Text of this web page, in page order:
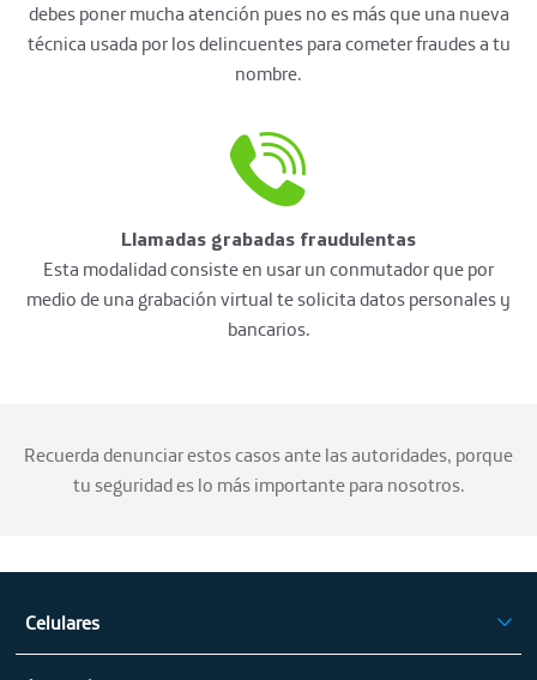
debes poner mucha atención pues no es más que una nueva
técnica usada por los delincuentes para cometer fraudes a tu
nombre.
Llamadas grabadas fraudulentas
Esta modalidad consiste en usar un conmutador que por
medio de una grabación virtual te solicita datos personales y
bancarios.
Recuerda denunciar estos casos ante las autoridades, porque
tu seguridad es lo más importante para nosotros.
Celulares
iPhone